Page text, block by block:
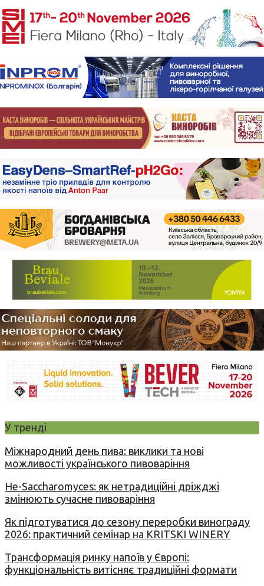
У тренді
Міжнародний день пива: виклики та нові
можливості українського пивоваріння
Не-Saccharomyces: як нетрадиційні дріжджі
змінюють сучасне пивоваріння
Як підготуватися до сезону переробки винограду
2026: практичний семінар на KRITSKI WINERY
Трансформація ринку напоїв у Європі:
функціональність витісняє традиційні формати